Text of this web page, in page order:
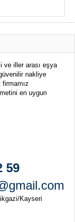
ve iller arası eşya
nakliye
en uygun
59
Kayseri